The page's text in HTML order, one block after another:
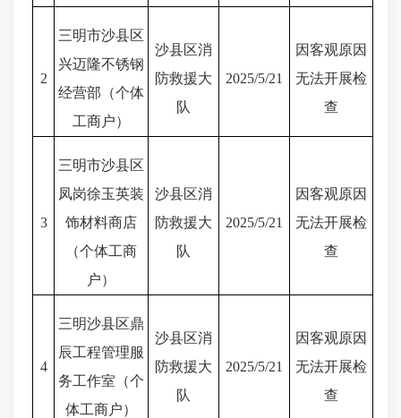
2
三明市沙县区
兴迈隆不锈钢
经营部（个体
工商户）
沙县区消
防救援大
队
2025/5/21
因客观原因
无法开展检
查
3
三明市沙县区
凤岗徐玉英装
饰材料商店
（个体工商
户）
沙县区消
防救援大
队
2025/5/21
因客观原因
无法开展检
查
4
三明沙县区鼎
辰工程管理服
务工作室（个
体工商户）
沙县区消
防救援大
队
2025/5/21
因客观原因
无法开展检
查